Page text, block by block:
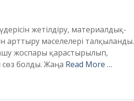
жетілдіру, материалдық-
арттыру мәселелері талқыланды.
жоспары қарастырылып,
сөз болды. Жаңа Read More …